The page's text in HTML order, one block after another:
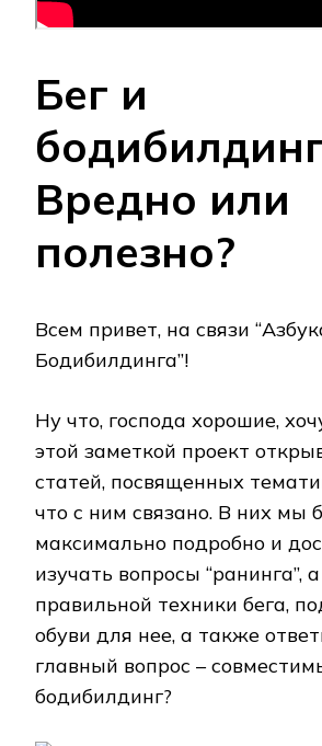
Бег и
Вредно или
полезно?
Всем привет, на связи
Бодибилдинга”!
Ну что, господа хорошие,
этой заметкой проект
статей, посвященных
что с ним связано. В них мы
максимально подробно и
изучать вопросы “ранинга”,
правильной техники бега,
обуви для нее, а также
главный вопрос –
бодибилдинг?